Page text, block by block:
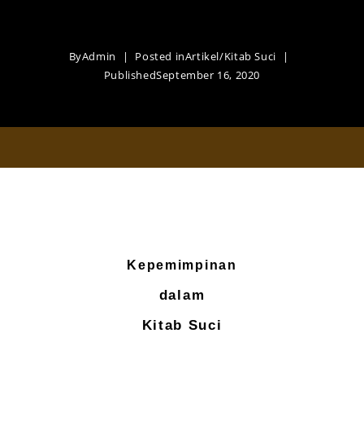
ByAdmin Posted inArtikel/Kitab Suci
PublishedSeptember 16, 2020
Kepemimpinan
dalam
Kitab Suci